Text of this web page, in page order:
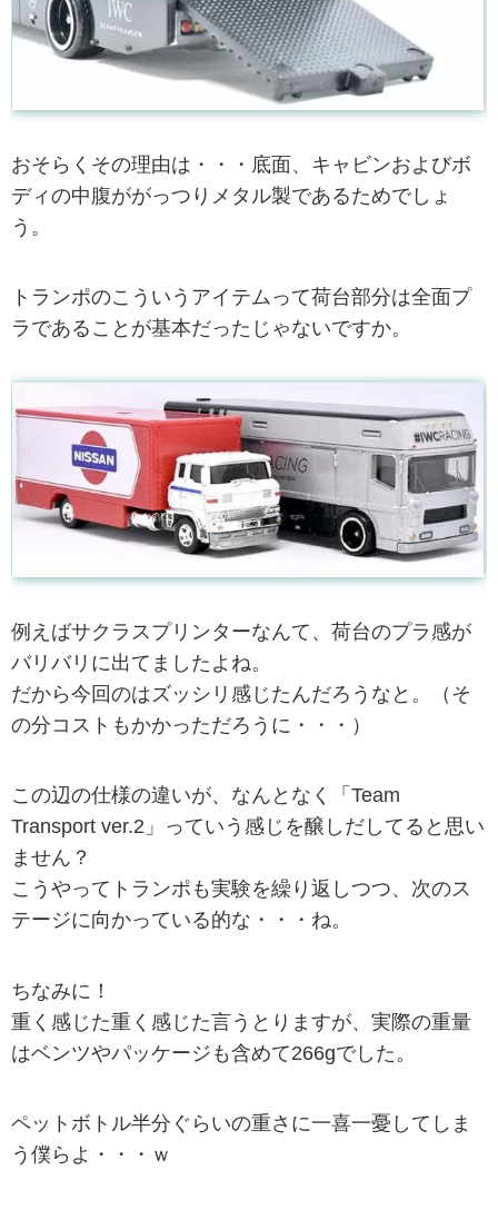
おそらくその理由は・・・底面、キャビンおよびボ
ディの中腹ががっつりメタル製であるためでしょ
う。
トランポのこういうアイテムって荷台部分は全面プ
ラであることが基本だったじゃないですか。
例えばサクラスプリンターなんて、荷台のプラ感が
バリバリに出てましたよね。
だから今回のはズッシリ感じたんだろうなと。（そ
の分コストもかかっただろうに・・・）
この辺の仕様の違いが、なんとなく「Team
Transport ver.2」っていう感じを醸しだしてると思い
ません？
こうやってトランポも実験を繰り返しつつ、次のス
テージに向かっている的な・・・ね。
ちなみに！
重く感じた重く感じた言うとりますが、実際の重量
はベンツやパッケージも含めて266gでした。
ペットボトル半分ぐらいの重さに一喜一憂してしま
う僕らよ・・・ｗ